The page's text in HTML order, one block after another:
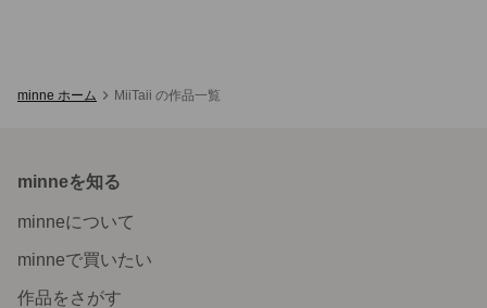
minne ホーム MiiTaii の作品一覧
minneを知る
minneについて
minneで買いたい
作品をさがす